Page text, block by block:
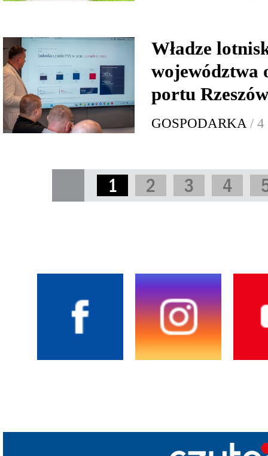
Władze
województwa
portu
GOSPODARKA / 4
1 2 3 4